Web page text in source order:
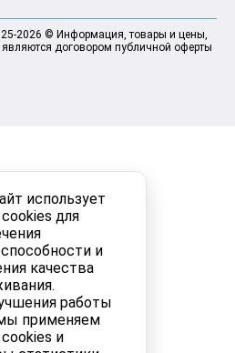
использует
для
и
качества
работы
применяем
и
2026 © Информация, товары и цены,
являются договором публичной оферты